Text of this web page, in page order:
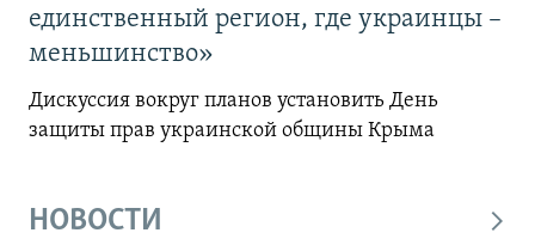
единственный регион, где украинцы –
меньшинство»
Дискуссия вокруг планов установить День
защиты прав украинской общины Крыма
НОВОСТИ